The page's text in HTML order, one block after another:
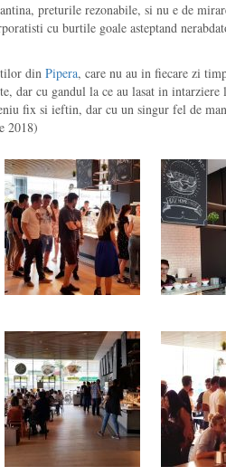
preturile rezonabile, si nu e de
cu burtile goale asteptand
din Pipera, care nu au in fiecare zi
dar cu gandul la ce au lasat in
fix si ieftin, dar cu un singur fel de
2018)